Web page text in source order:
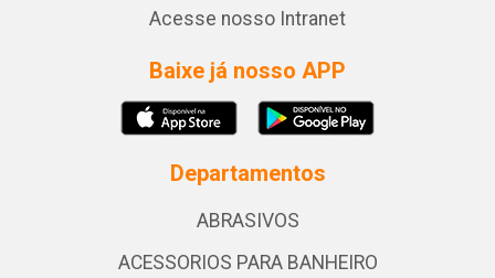
Acesse nosso Intranet
Baixe já nosso APP
Departamentos
ABRASIVOS
ACESSORIOS PARA BANHEIRO